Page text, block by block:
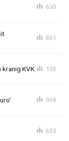
630
861
KVK 130
368
603